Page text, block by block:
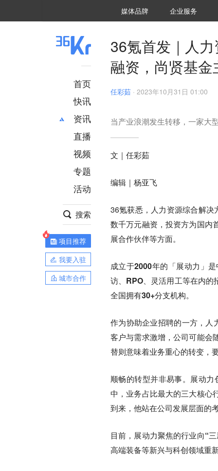
媒体品牌 36Kr研究院
企业服务
首页
快讯
资讯
推荐
财经
项目推荐
安徽
直播
视频
专题
活动
搜索
项目推荐
我要入驻
城市合作
36氪首发｜人
融资，尚贤基金
任彩茹 · 2023年10月31日 01:00
当产业浪潮发生转移，一家大
文｜任彩茹
编辑｜杨亚飞
36氪获悉，人力资源综合解决
数千万元融资，投资方为国内
展合作伙伴等方面。
成立于2000年的「展动力」
访、RPO、灵活用工等在内的
全国拥有30+分支机构。
作为协助企业招聘的一方，人
客户与需求激增，公司可能会
替则意味着业务重心的转变，
顺畅的转型并非易事。展动
中，业务占比最大的三大核心
到来，他站在公司发展层面的
目前，展动力聚焦的行业向“
高端装备等新兴与科创领域重